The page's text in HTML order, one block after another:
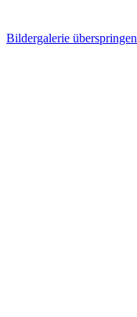
Bildergalerie überspringen